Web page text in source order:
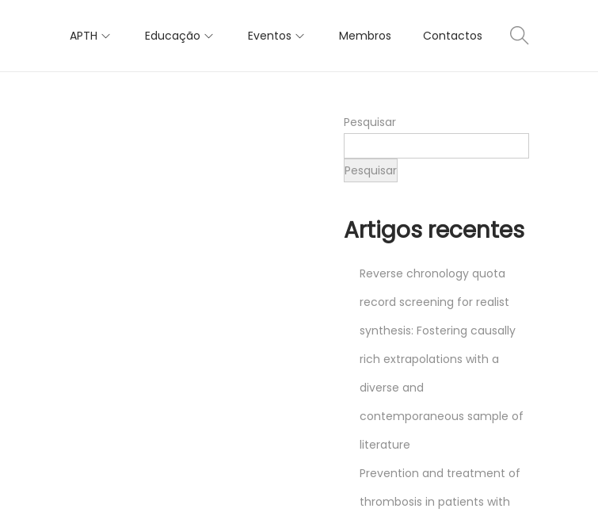
APTH Educação Eventos Membros Contactos
Pesquisar
Pesquisar
Artigos recentes
Reverse chronology quota
record screening for realist
synthesis: Fostering causally
rich extrapolations with a
diverse and
contemporaneous sample of
literature
Prevention and treatment of
thrombosis in patients with